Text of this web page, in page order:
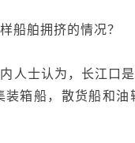
船舶拥挤的情况？
人士认为，长江口
箱船，散货船和